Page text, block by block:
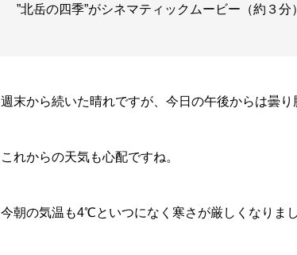
”北岳の四季”がシネマティックムービー（約３
週末から続いた晴れですが、今日の午後からは曇り
これからの天気も心配ですね。
今朝の気温も4℃といつになく寒さが厳しくなりま